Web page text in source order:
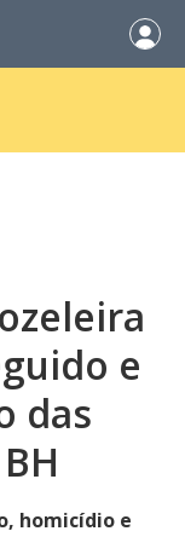
e
das
homicídio e